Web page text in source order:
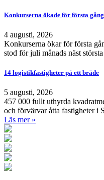
Konkurserna ökade för första
4 augusti, 2026
Konkurserna ökar för första
stod för juli månads näst
14 logistikfastigheter på ett bräde
5 augusti, 2026
457 000 fullt uthyrda
och förvärvar åtta fastigheter
Läs mer »